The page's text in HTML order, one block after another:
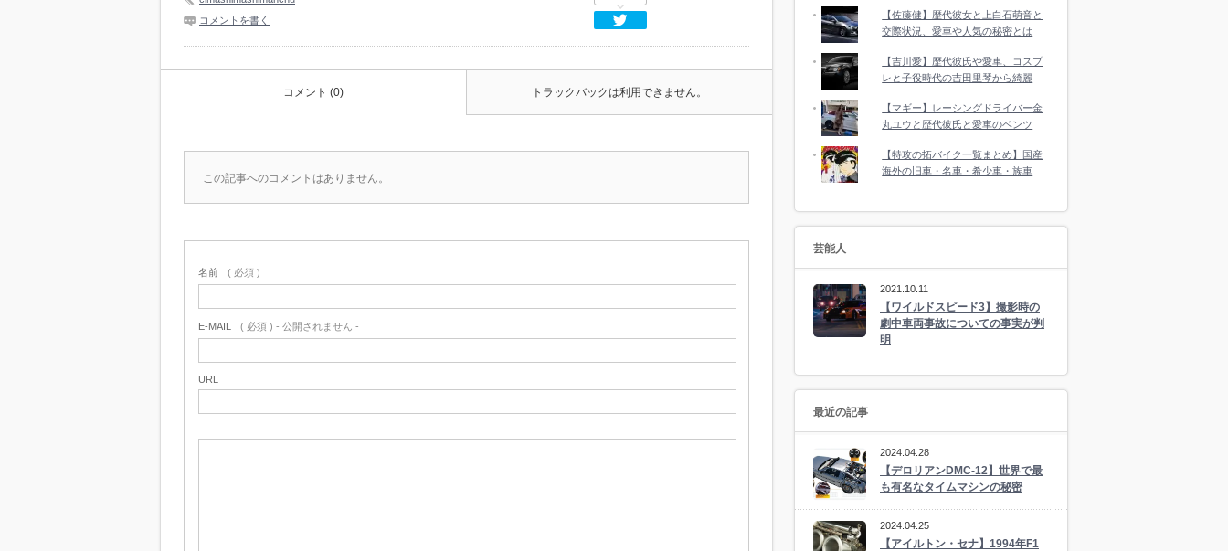
コメントを書く
コメント (0) トラックバックは利用できません。
この記事へのコメントはありません。
名前 ( 必須 )
E-MAIL ( 必須 ) - 公開されません -
URL
【佐藤健】歴代彼女と上白石萌音と
交際状況、愛車や人気の秘密とは
【吉川愛】歴代彼氏や愛車、コスプ
レと子役時代の吉田里琴から綺麗
【マギー】レーシングドライバー金
丸ユウと歴代彼氏と愛車のベンツ
【特攻の拓バイク一覧まとめ】国産
海外の旧車・名車・希少車・族車
芸能人
2021.10.11
【ワイルドスピード3】撮影時の
劇中車両事故についての事実が判
明
最近の記事
2024.04.28
【デロリアンDMC-12】世界で最
も有名なタイムマシンの秘密
2024.04.25
【アイルトン・セナ】1994年F1